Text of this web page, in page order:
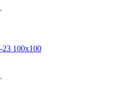
23 100x100